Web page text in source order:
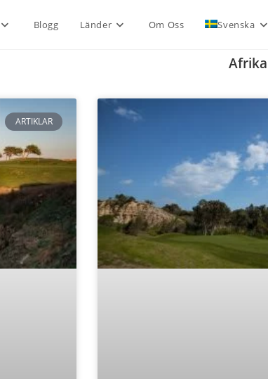
Blogg Länder Om Oss Svenska
Afrika
ARTIKLAR